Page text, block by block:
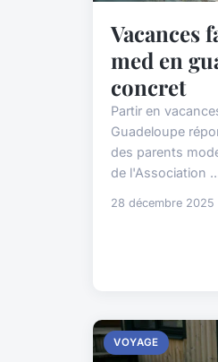
Vacances
med en
concret
Partir en
Guadeloupe
des parents
de l'Association
28 décembre 2025
VOYAGE